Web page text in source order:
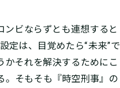
ビならずとも連想すると
定は、目覚めたら“未来”で
かそれを解決するためにこ
。そもそも『時空刑事』の